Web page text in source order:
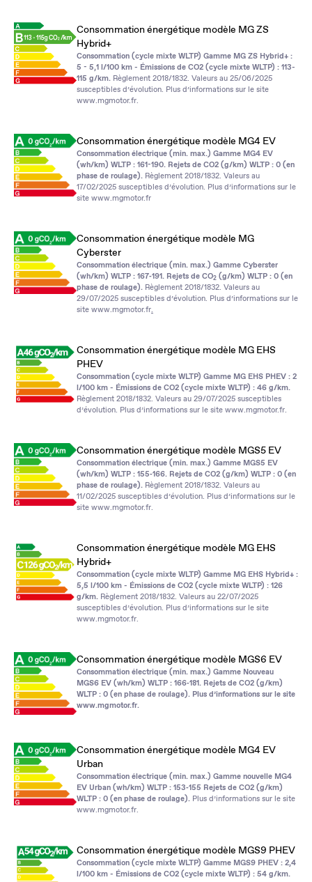
Consommation énergétique modèle MG ZS
Hybrid+
Consommation (cycle mixte WLTP) Gamme MG ZS Hybrid+ :
5 - 5,1 l/100 km - Émissions de CO2 (cycle mixte WLTP) : 113-
115 g/km. Règlement 2018/1832. Valeurs au 25/06/2025
susceptibles d’évolution. Plus d’informations sur le site
www.mgmotor.fr.
Consommation énergétique modèle MG4 EV
Consommation électrique (min. max.) Gamme MG4 EV
(wh/km) WLTP : 161-190. Rejets de CO2 (g/km) WLTP : 0 (en
phase de roulage). Règlement 2018/1832. Valeurs au
17/02/2025 susceptibles d’évolution. Plus d’informations sur le
site www.mgmotor.fr
Consommation énergétique modèle MG
Cyberster
Consommation électrique (min. max.) Gamme Cyberster
(wh/km) WLTP : 167‑191. Rejets de CO2 (g/km) WLTP : 0 (en
phase de roulage). Règlement 2018/1832. Valeurs au
29/07/2025 susceptibles d’évolution. Plus d’informations sur le
site www.mgmotor.fr.
Consommation énergétique modèle MG EHS
PHEV
Consommation (cycle mixte WLTP) Gamme MG EHS PHEV : 2
l/100 km - Émissions de CO2 (cycle mixte WLTP) : 46 g/km.
Règlement 2018/1832. Valeurs au 29/07/2025 susceptibles
d’évolution. Plus d’informations sur le site www.mgmotor.fr.
Consommation énergétique modèle MGS5 EV
Consommation électrique (min. max.) Gamme MGS5 EV
(wh/km) WLTP : 155‑166. Rejets de CO2 (g/km) WLTP : 0 (en
phase de roulage). Règlement 2018/1832. Valeurs au
11/02/2025 susceptibles d’évolution. Plus d’informations sur le
site www.mgmotor.fr.
Consommation énergétique modèle MG EHS
Hybrid+
Consommation (cycle mixte WLTP) Gamme MG EHS Hybrid+ :
5,5 l/100 km - Émissions de CO2 (cycle mixte WLTP) : 126
g/km. Règlement 2018/1832. Valeurs au 22/07/2025
susceptibles d’évolution. Plus d’informations sur le site
www.mgmotor.fr.
Consommation énergétique modèle MGS6 EV
Consommation électrique (min. max.) Gamme Nouveau
MGS6 EV (wh/km) WLTP : 166‑181. Rejets de CO2 (g/km)
WLTP : 0 (en phase de roulage). Plus d’informations sur le site
www.mgmotor.fr.
Consommation énergétique modèle MG4 EV
Urban
Consommation électrique (min. max.) Gamme nouvelle MG4
EV Urban (wh/km) WLTP : 153‑155 Rejets de CO2 (g/km)
WLTP : 0 (en phase de roulage). Plus d’informations sur le site
www.mgmotor.fr.
Consommation énergétique modèle MGS9 PHEV
Consommation (cycle mixte WLTP) Gamme MGS9 PHEV : 2,4
l/100 km - Émissions de CO2 (cycle mixte WLTP) : 54 g/km.